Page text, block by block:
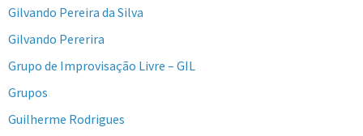
Gilvando Pereira da Silva
Gilvando Pererira
Grupo de Improvisação Livre – GIL
Grupos
Guilherme Rodrigues